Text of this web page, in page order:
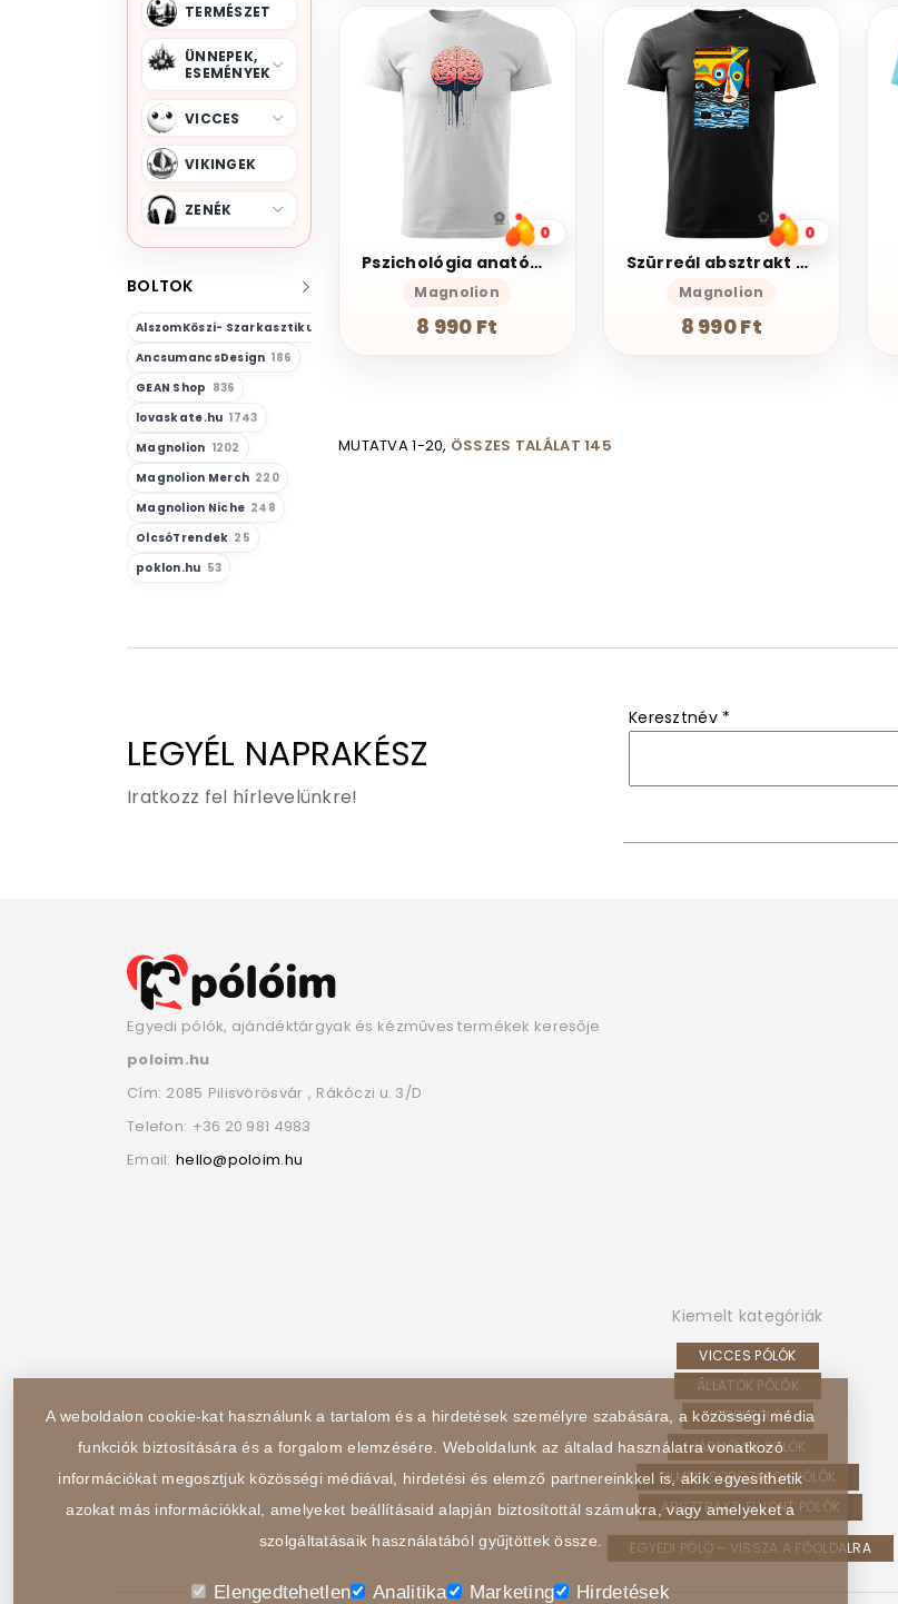
TERMÉSZET
ÜNNEPEK,
ESEMÉNYEK
VICCES
VIKINGEK
ZENÉK
BOLTOK
AlszomKöszi- Szarkasztikus-Vicces-Önazonos 23
AncsumancsDesign 186
GEAN Shop 836
lovaskate.hu 1743
Magnolion 1202
Magnolion Merch 220
Magnolion Niche 248
OlcsóTrendek 25
poklon.hu 53
0
Pszichológia anatómia v2
Magnolion
8 990 Ft
0
Szürreál absztrakt utazás v1
Magnolion
8 990 Ft
MUTATVA 1-20, ÖSSZES TALÁLAT 145
LEGYÉL NAPRAKÉSZ
Iratkozz fel hírlevelünkre!
Keresztnév *
Egyedi pólók, ajándéktárgyak és kézműves termékek keresője
poloim.hu
Cím: 2085 Pilisvörösvár , Rákóczi u. 3/D
Telefon: +36 20 981 4983
Email: hello@poloim.hu
Kiemelt kategóriák
VICCES PÓLÓK
ÁLLATOK PÓLÓK
HOBBI PÓLÓK
JÁRMŰVEK PÓLÓK
FILMEK, SOROZATOK PÓLÓK
ABSZTRAKT, ELVONT PÓLÓK
EGYEDI PÓLÓ – VISSZA A FŐOLDALRA
A weboldalon cookie-kat használunk a tartalom és a hirdetések személyre szabására, a közösségi média
funkciók biztosítására és a forgalom elemzésére. Weboldalunk az általad használatra vonatkozó
információkat megosztjuk közösségi médiával, hirdetési és elemző partnereinkkel is, akik egyesíthetik
azokat más információkkal, amelyeket beállításaid alapján biztosítottál számukra, vagy amelyeket a
szolgáltatásaik használatából gyűjtöttek össze.
Elengedtehetlen Analitika Marketing Hirdetések